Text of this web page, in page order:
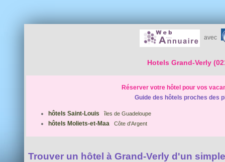
avec
Hotels Grand-Verly
Réserver votre hôtel pour vos
Guide des hôtels proches des
hôtels Saint-Louis îles de Guadeloupe
hôtels Moliets-et-Maa Côte d'Argent
Trouver un hôtel à Grand-Verly d'un